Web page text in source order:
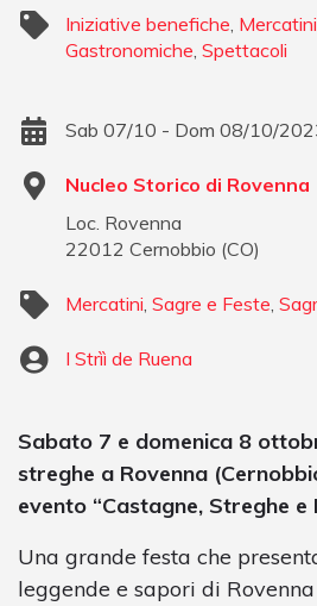
Iniziative benefiche, Mercatini
Gastronomiche, Spettacoli
Sab 07/10 - Dom 08/10/
Nucleo Storico di Rovenna
Loc. Rovenna
22012 Cernobbio (CO)
Mercatini, Sagre e Feste,
I Strìì de Ruena
Sabato 7 e domenica 8
streghe a Rovenna
evento “Castagne, Streghe e
Una grande festa che
leggende e sapori di